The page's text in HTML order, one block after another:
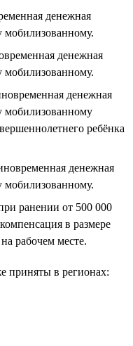
денежная
мобилизованному.
денежная
мобилизованному.
денежная
мобилизованному
ребёнка
денежная
мобилизованному.
ранении от 500 000
в размере
рабочем месте.
приняты в регионах: